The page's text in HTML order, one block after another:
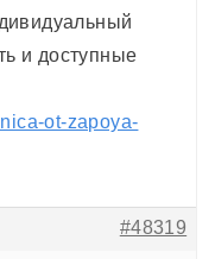
и доступные
ot-zapoya-
#48319